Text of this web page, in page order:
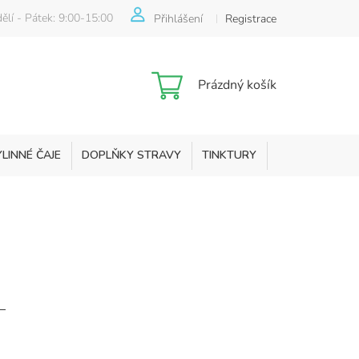
- Pátek: 9:00-15:00 Přihlášení Registrace
Nákupní
Prázdný košík
ČAJE DOPLŇKY STRAVY TINKTURY